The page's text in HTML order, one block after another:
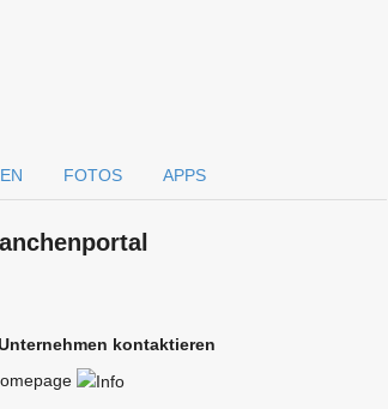
FOTOS APPS
kontaktieren